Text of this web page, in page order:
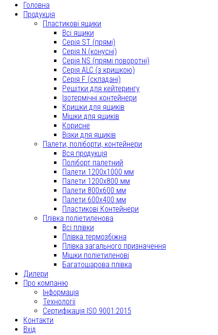
Головна
Продукція
Пластикові ящики
Всі ящики
Серія ST (прямі)
Серія N (конусні)
Серія NS (прямі поворотні)
Серія ALC (з кришкою)
Серія F (складані)
Решітки для кейтерингу
Ізотермічні контейнери
Кришки для ящиків
Мішки для ящиків
Корисне
Візки для ящиків
Палети, поліборти, контейнери
Вся продукція
Поліборт палетний
Палети 1200x1000 мм
Палети 1200x800 мм
Палети 800x600 мм
Палети 600x400 мм
Пластикові Контейнери
Плівка поліетиленова
Всі плівки
Плівка термозбіжна
Плівка загального призначення
Мішки поліетиленові
Багатошарова плівка
Дилери
Про компанію
Інформація
Технології
Сертифікація ISO 9001:2015
Контакти
Вхід